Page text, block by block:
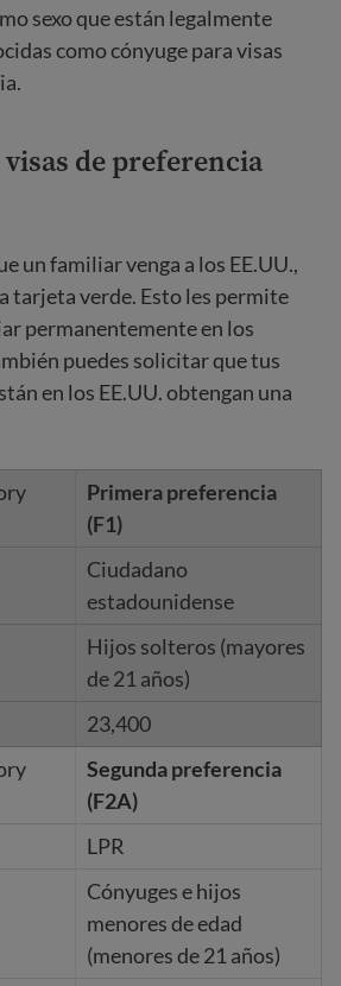
sexo que están legalmente
como cónyuge para visas
visas de preferencia
un familiar venga a los EE.UU.,
tarjeta verde. Esto les permite
permanentemente en los
puedes solicitar que tus
en los EE.UU. obtengan una
Primera preferencia
(F1)
Ciudadano
estadounidense
Hijos solteros (mayores
de 21 años)
23,400
Segunda preferencia
(F2A)
LPR
Cónyuges e hijos
menores de edad
(menores de 21 años)